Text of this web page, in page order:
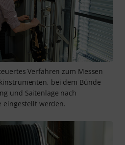
Verfahren zum Messen
bei dem Bünde
und Saitenlage nach
eingestellt werden.